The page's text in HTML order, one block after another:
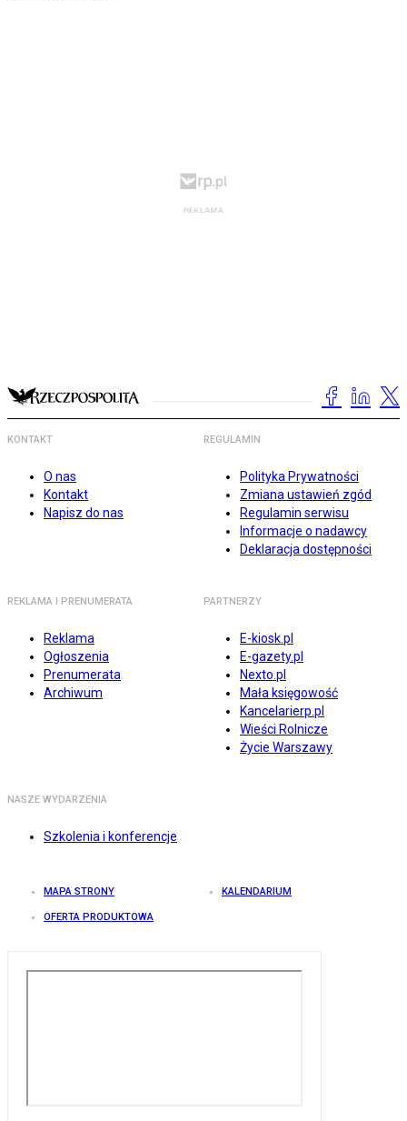
KONTAKT
O nas
Kontakt
Napisz do nas
REGULAMIN
Polityka Prywatności
Zmiana ustawień zgód
Regulamin serwisu
Informacje o nadawcy
Deklaracja dostępności
REKLAMA I PRENUMERATA
Reklama
Ogłoszenia
Prenumerata
Archiwum
PARTNERZY
E-kiosk.pl
E-gazety.pl
Nexto.pl
Mała księgowość
Kancelarierp.pl
Wieści Rolnicze
Życie Warszawy
NASZE WYDARZENIA
Szkolenia i konferencje
MAPA STRONY KALENDARIUM
OFERTA PRODUKTOWA